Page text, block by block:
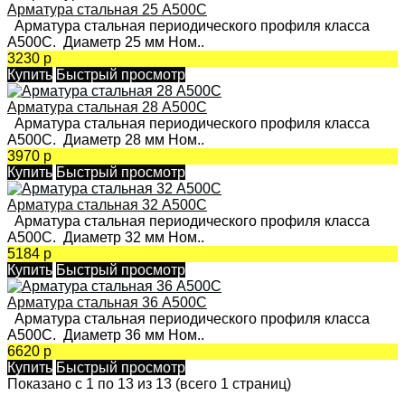
Арматура стальная 25 А500С
Арматура стальная периодического профиля класса
А500С. Диаметр 25 мм Ном..
3230 р
Купить Быстрый просмотр
Арматура стальная 28 А500С
Арматура стальная периодического профиля класса
А500С. Диаметр 28 мм Ном..
3970 р
Купить Быстрый просмотр
Арматура стальная 32 А500С
Арматура стальная периодического профиля класса
А500С. Диаметр 32 мм Ном..
5184 р
Купить Быстрый просмотр
Арматура стальная 36 А500С
Арматура стальная периодического профиля класса
А500С. Диаметр 36 мм Ном..
6620 р
Купить Быстрый просмотр
Показано с 1 по 13 из 13 (всего 1 страниц)